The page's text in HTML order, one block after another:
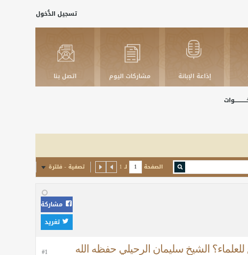
تسجيل الدُّخول
إذاعة الإبانة مشاركات اليوم اتصل بنا
الصفحة لـ 1 تصفية - فلترة
مشاركة
تغريد
#1 الشيخ سليمان الرحيلي حفظه الله